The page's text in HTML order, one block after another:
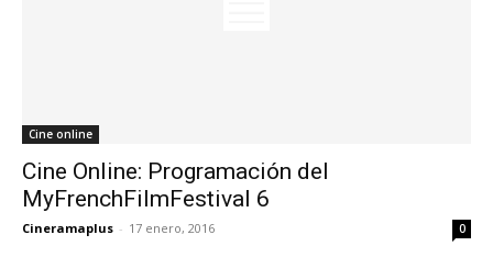
Cine online
Cine Online: Programación del
MyFrenchFilmFestival 6
Cineramaplus - 17 enero, 2016 0